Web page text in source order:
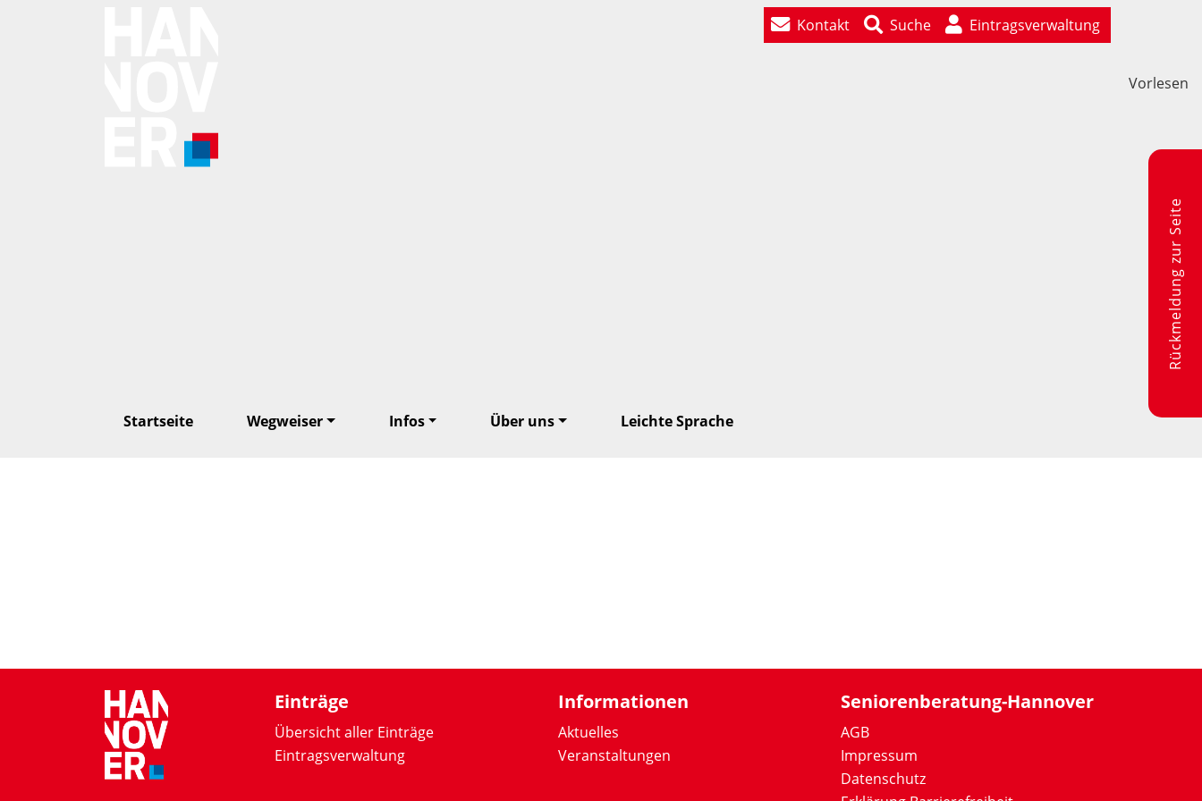
Kontakt Suche Eintragsverwaltung
Startseite Wegweiser Infos Über uns Leichte Sprache
Rückmeldung zur Seite
Einträge
Übersicht aller Einträge
Eintragsverwaltung
Informationen
Aktuelles
Veranstaltungen
Seniorenberatung-Hannover
AGB
Impressum
Datenschutz
Vorlesen